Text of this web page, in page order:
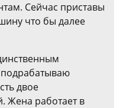
Сейчас приставы
что бы далее
двое
Жена работает в